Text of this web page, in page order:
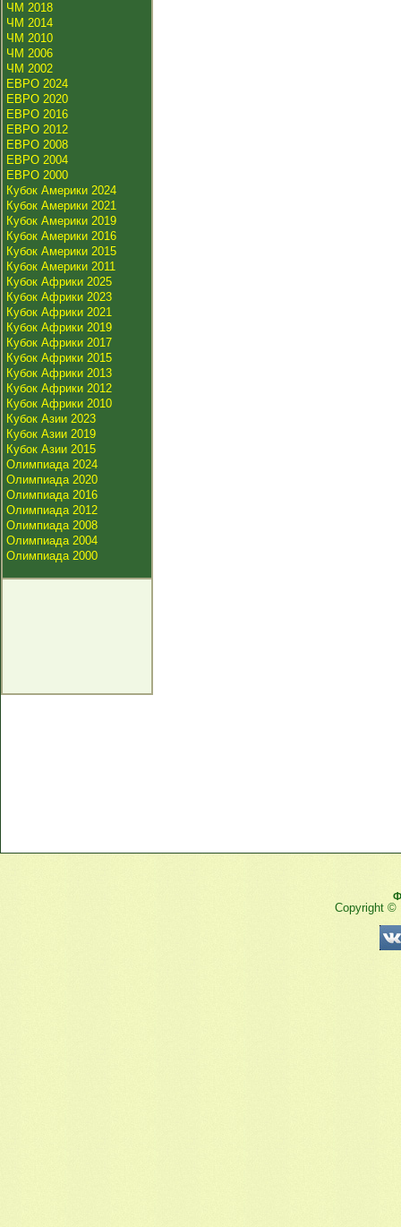
ЧМ 2018
ЧМ 2014
ЧМ 2010
ЧМ 2006
ЧМ 2002
ЕВРО 2024
ЕВРО 2020
ЕВРО 2016
ЕВРО 2012
ЕВРО 2008
ЕВРО 2004
ЕВРО 2000
Кубок Америки 2024
Кубок Америки 2021
Кубок Америки 2019
Кубок Америки 2016
Кубок Америки 2015
Кубок Америки 2011
Кубок Африки 2025
Кубок Африки 2023
Кубок Африки 2021
Кубок Африки 2019
Кубок Африки 2017
Кубок Африки 2015
Кубок Африки 2013
Кубок Африки 2012
Кубок Африки 2010
Кубок Азии 2023
Кубок Азии 2019
Кубок Азии 2015
Олимпиада 2024
Олимпиада 2020
Олимпиада 2016
Олимпиада 2012
Олимпиада 2008
Олимпиада 2004
Олимпиада 2000
Copyright ©